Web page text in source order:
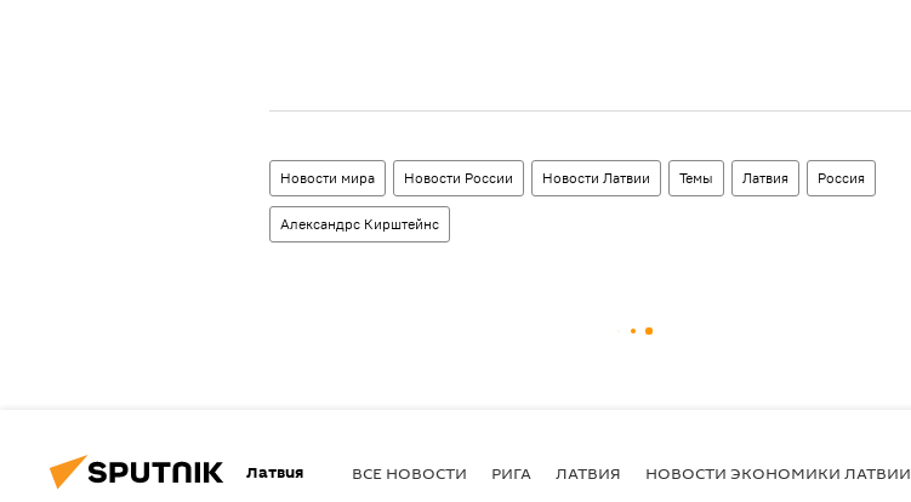
Новости мира Новости России Новости Латвии Темы Латвия Россия
Александрс Кирштейнс
Латвия ВСЕ НОВОСТИ РИГА ЛАТВИЯ НОВОСТИ ЭКОНОМИКИ ЛАТВИИ